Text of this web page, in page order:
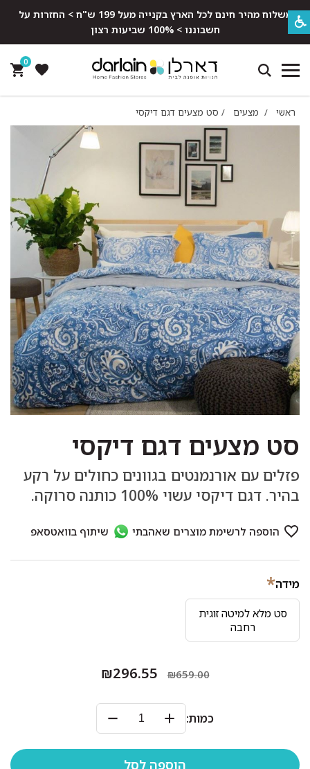
משלוח מהיר חינם לכל הארץ בקנייה מעל 199 ש"ח > החזרות על
חשבוננו > 100% שביעות רצון
0
ראשי / מצעים / סט מצעים דגם דיקסי
סט מצעים דגם דיקסי
פזלים עם אורנמנטים בגוונים כחולים על רקע
בהיר. דגם דיקסי עשוי 100% כותנה סרוקה.
מידה*
סט מלא למיטה זוגית
רחבה
₪659.00
₪296.55
כמות: